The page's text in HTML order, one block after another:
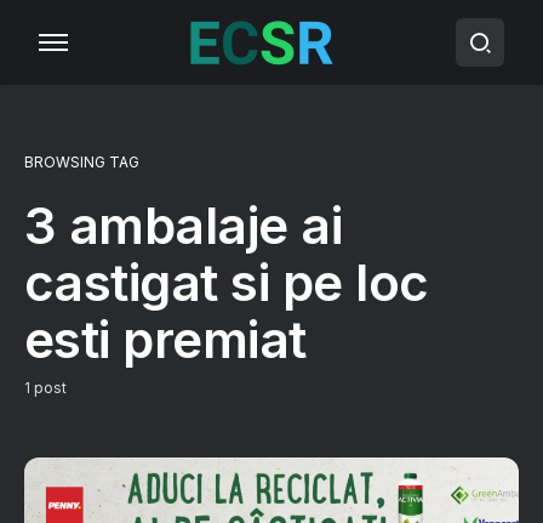
BROWSING TAG
3 ambalaje ai
castigat si pe loc
esti premiat
1 post